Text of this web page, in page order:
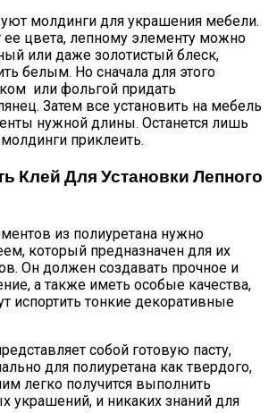
молдинги для украшения мебели.
ее цвета, лепному элементу можно
или даже золотистый блеск,
белым. Но сначала для этого
или фольгой придать
Затем все установить на мебель
нужной длины. Останется лишь
приклеить.
Клей Для Установки Лепного
из полиуретана нужно
который предназначен для их
Он должен создавать прочное и
а также иметь особые качества,
испортить тонкие декоративные
собой готовую пасту,
для полиуретана как твердого,
легко получится выполнить
украшений, и никаких знаний для